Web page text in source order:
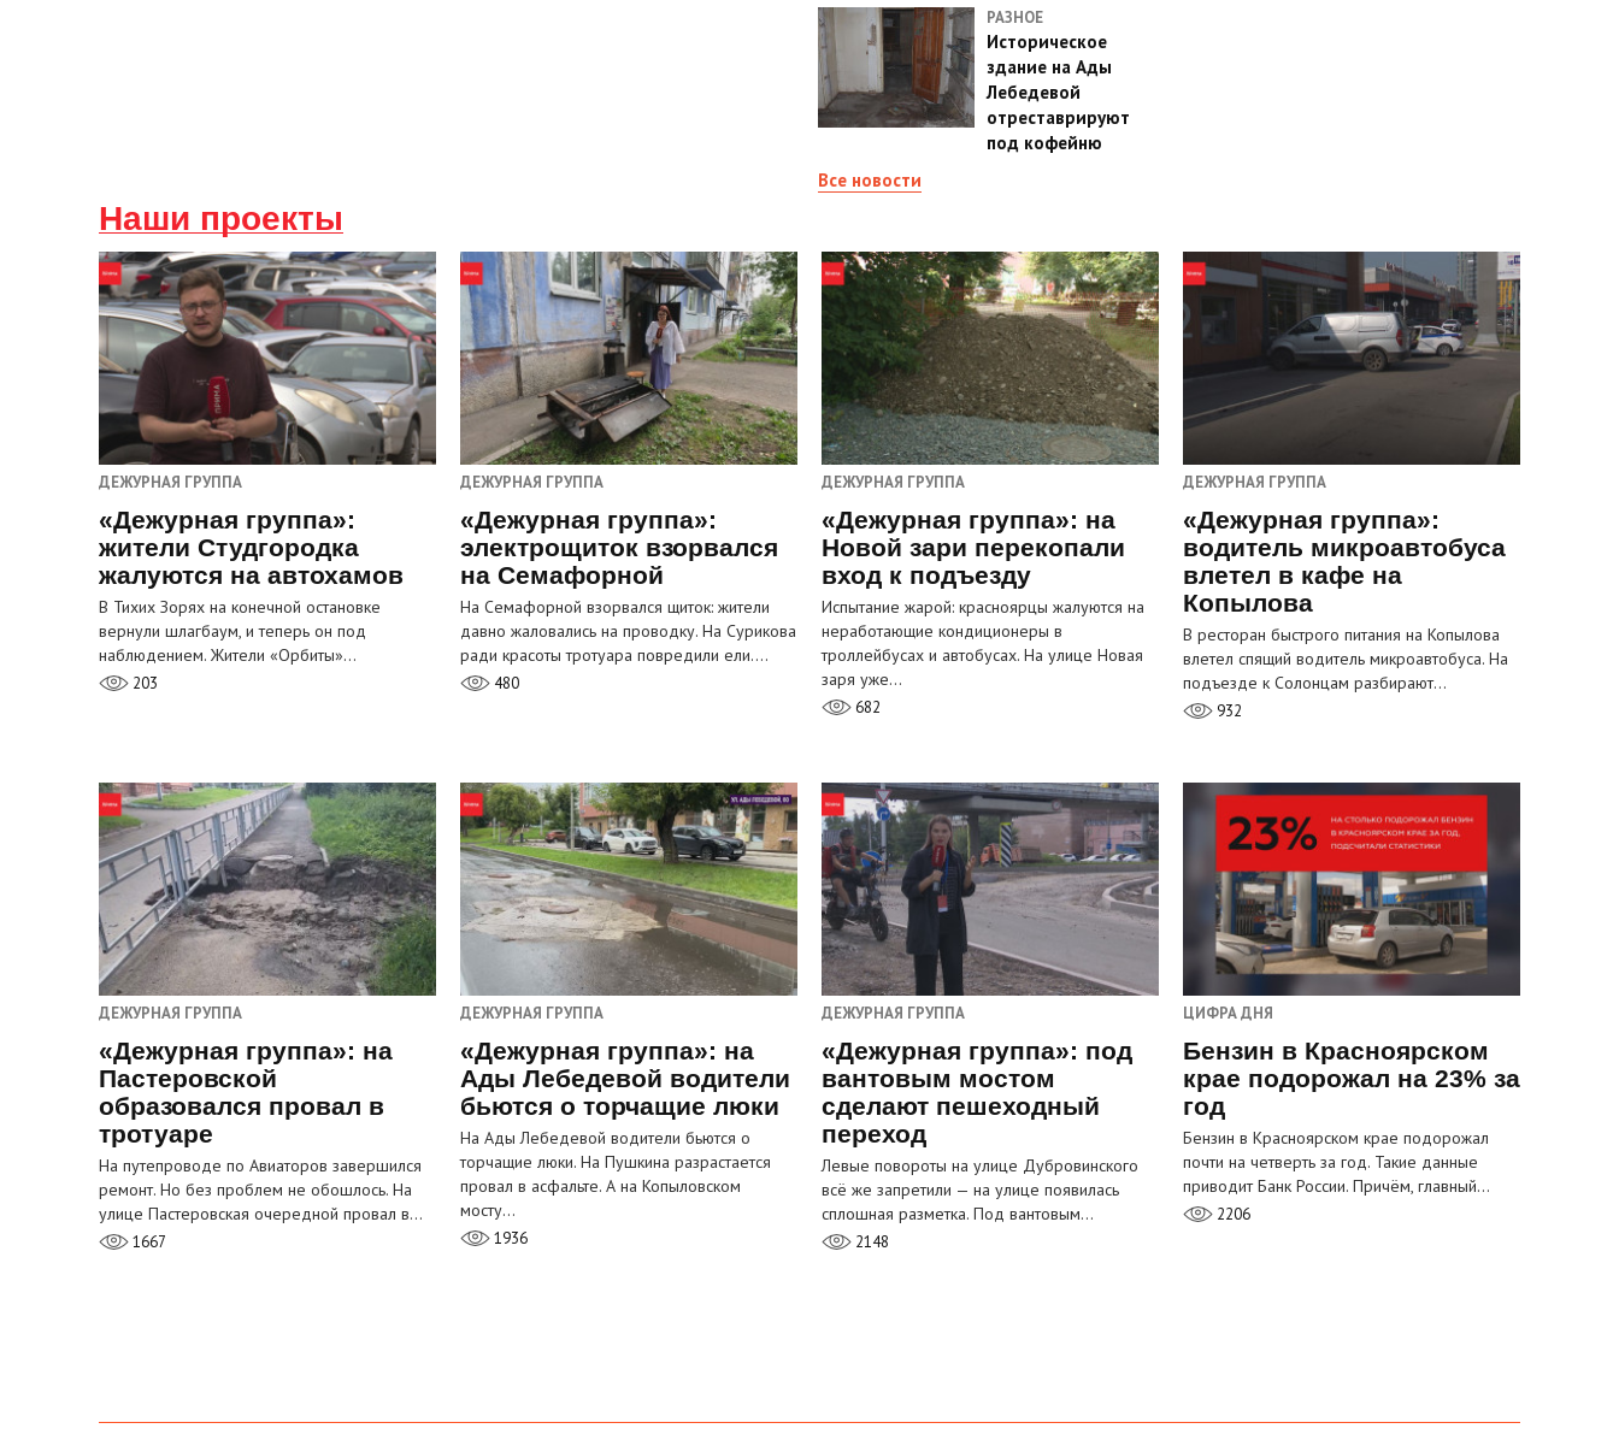
РАЗНОЕ
Историческое
здание на Ады
Лебедевой
отреставрируют
под кофейню
Все новости
Наши проекты
ДЕЖУРНАЯ ГРУППА
«Дежурная группа»:
жители Студгородка
жалуются на автохамов
В Тихих Зорях на конечной остановке
вернули шлагбаум, и теперь он под
наблюдением. Жители «Орбиты»…
203
ДЕЖУРНАЯ ГРУППА
«Дежурная группа»:
электрощиток взорвался
на Семафорной
На Семафорной взорвался щиток: жители
давно жаловались на проводку. На Сурикова
ради красоты тротуара повредили ели.…
480
ДЕЖУРНАЯ ГРУППА
«Дежурная группа»: на
Новой зари перекопали
вход к подъезду
Испытание жарой: красноярцы жалуются на
неработающие кондиционеры в
троллейбусах и автобусах. На улице Новая
заря уже…
682
ДЕЖУРНАЯ ГРУППА
«Дежурная группа»:
водитель микроавтобуса
влетел в кафе на
Копылова
В ресторан быстрого питания на Копылова
влетел спящий водитель микроавтобуса. На
подъезде к Солонцам разбирают…
932
ДЕЖУРНАЯ ГРУППА
«Дежурная группа»: на
Пастеровской
образовался провал в
тротуаре
На путепроводе по Авиаторов завершился
ремонт. Но без проблем не обошлось. На
улице Пастеровская очередной провал в…
1667
ДЕЖУРНАЯ ГРУППА
«Дежурная группа»: на
Ады Лебедевой водители
бьются о торчащие люки
На Ады Лебедевой водители бьются о
торчащие люки. На Пушкина разрастается
провал в асфальте. А на Копыловском
мосту…
1936
ДЕЖУРНАЯ ГРУППА
«Дежурная группа»: под
вантовым мостом
сделают пешеходный
переход
Левые повороты на улице Дубровинского
всё же запретили — на улице появилась
сплошная разметка. Под вантовым…
2148
ЦИФРА ДНЯ
Бензин в Красноярском
крае подорожал на 23% за
год
Бензин в Красноярском крае подорожал
почти на четверть за год. Такие данные
приводит Банк России. Причём, главный…
2206